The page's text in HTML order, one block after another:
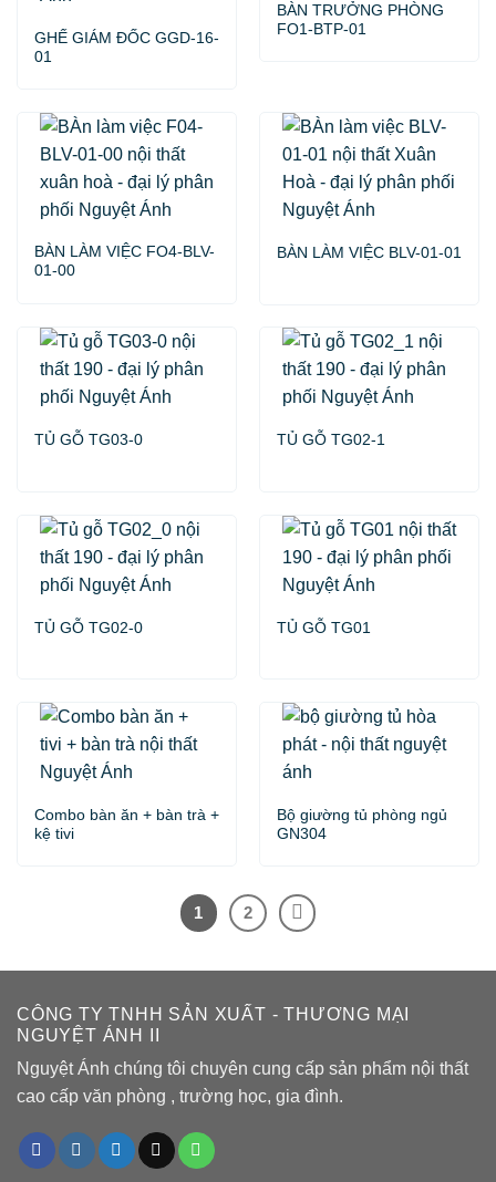
GHẾ GIÁM ĐỐC GGD-16-
01
BÀN TRƯỞNG PHÒNG
FO1-BTP-01
BÀN LÀM VIỆC FO4-BLV-
01-00
BÀN LÀM VIỆC BLV-01-01
TỦ GỖ TG03-0 TỦ GỖ TG02-1
TỦ GỖ TG02-0 TỦ GỖ TG01
Combo bàn ăn + bàn trà +
kệ tivi
Bộ giường tủ phòng ngủ
GN304
1 2
CÔNG TY TNHH SẢN XUẤT - THƯƠNG MẠI
NGUYỆT ÁNH II
Nguyệt Ánh chúng tôi chuyên cung cấp sản phẩm nội thất
cao cấp văn phòng , trường học, gia đình.